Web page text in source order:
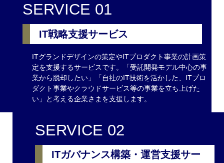
SERVICE 01
IT戦略支援サービス
ITグランドデザインの策定やITプロダクト事業の計画策
定を支援するサービスです。「受託開発モデル中心の事
業から脱却したい」「自社のIT技術を活かした、ITプロ
ダクト事業やクラウドサービス等の事業を立ち上げた
い」と考える企業さまを支援します。
SERVICE 02
ITガバナンス構築・運営支援サー